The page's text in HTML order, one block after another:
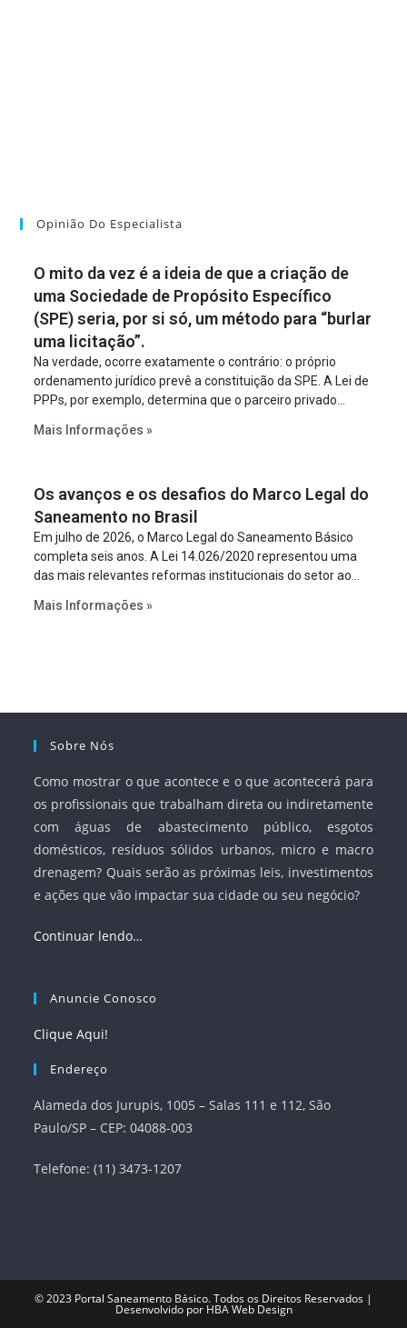
Opinião Do Especialista
O mito da vez é a ideia de que a criação de
uma Sociedade de Propósito Específico
(SPE) seria, por si só, um método para “burlar
uma licitação”.
Na verdade, ocorre exatamente o contrário: o próprio
ordenamento jurídico prevê a constituição da SPE. A Lei de
PPPs, por exemplo, determina que o parceiro privado
empreendimento. Ou seja, a suposta “fraude à licitação” é
projeto a projeto.
Mais Informações »
Os avanços e os desafios do Marco Legal do
Saneamento no Brasil
Em julho de 2026, o Marco Legal do Saneamento Básico
completa seis anos. A Lei 14.026/2020 representou uma
das mais relevantes reformas institucionais do setor ao
serviços, ampliar a participação da iniciativa privada,
Mais Informações »
Sobre Nós
Como mostrar o que acontece e o que acontecerá para
os profissionais que trabalham direta ou indiretamente
com águas de abastecimento público, esgotos
domésticos, resíduos sólidos urbanos, micro e macro
drenagem? Quais serão as próximas leis, investimentos
e ações que vão impactar sua cidade ou seu negócio?
Continuar lendo…
Anuncie Conosco
Clique Aqui!
Endereço
Alameda dos Jurupis, 1005 – Salas 111 e 112, São
Paulo/SP – CEP: 04088-003
Telefone: (11) 3473-1207
© 2023 Portal Saneamento Básico. Todos os Direitos Reservados |
Desenvolvido por HBA Web Design